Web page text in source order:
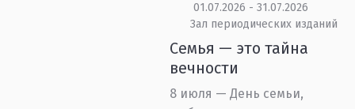
01.07.2026 - 31.07.2026
Зал периодических изданий
Семья — это тайна
вечности
8 июля — День семьи,